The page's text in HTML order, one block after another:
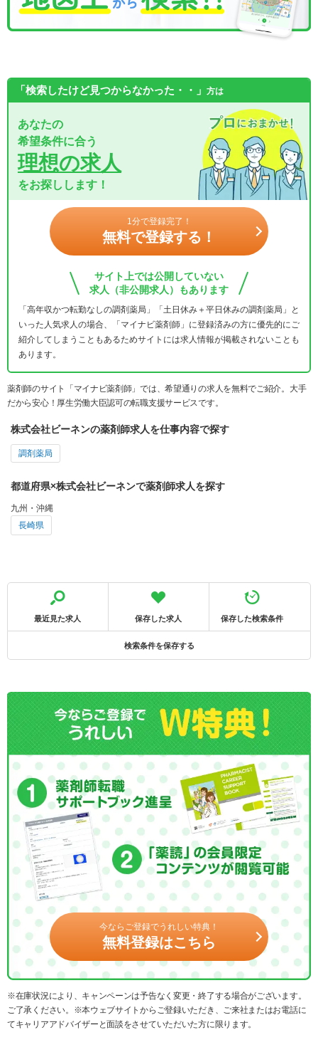
「検索したけど見つからなかった・・」 方は
あなたの
希望条件に合う
理想の求人
をお探しします！
1分で登録完了！
無料で登録する！
サイト上では公開していない
求人（非公開求人）もあります
「高年収かつ転勤なしの調剤薬局」「土日休み＋平日休みの調剤薬局」と
いった人気求人の場合、「マイナビ薬剤師」に登録済みの方に優先的にご
紹介してしまうこともあるためサイトには求人情報が掲載されないことも
あります。
薬剤師のサイト「マイナビ薬剤師」では、希望通りの求人を無料でご紹介。大手
だから安心！厚生労働大臣認可の転職支援サービスです。
株式会社ビーネンの薬剤師求人を仕事内容で探す
調剤薬局
都道府県×株式会社ビーネンで薬剤師求人を探す
九州・沖縄
長崎県
最近見た求人 保存した求人 保存した検索条件
検索条件を保存する
今ならご登録でうれしい特典！
無料登録はこちら
※在庫状況により、キャンペーンは予告なく変更・終了する場合がございます。
ご了承ください。※本ウェブサイトからご登録いただき、ご来社またはお電話に
てキャリアアドバイザーと面談をさせていただいた方に限ります。